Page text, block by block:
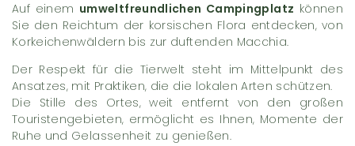
Auf einem umweltfreundlichen Campingplatz können
Sie den Reichtum der korsischen Flora entdecken, von
Korkeichenwäldern bis zur duftenden Macchia.
Der Respekt für die Tierwelt steht im Mittelpunkt des
Ansatzes, mit Praktiken, die die lokalen Arten schützen.
Die Stille des Ortes, weit entfernt von den großen
Touristengebieten, ermöglicht es Ihnen, Momente der
Ruhe und Gelassenheit zu genießen.